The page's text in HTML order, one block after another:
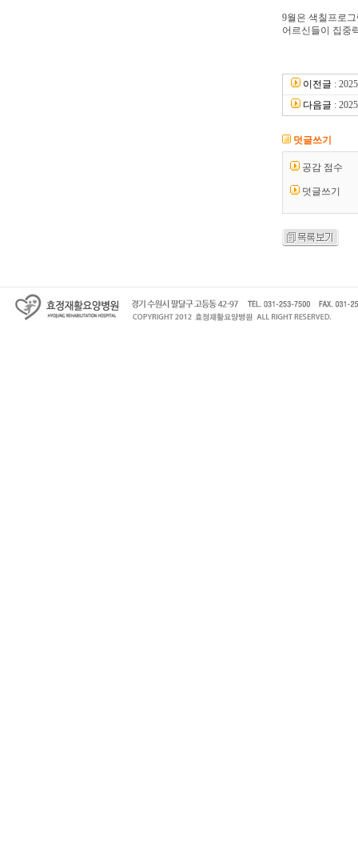
9월은 색칠프로
어르신들이 집중
이전글 :
다음글 :
덧글쓰기
공감 점수
덧글쓰기